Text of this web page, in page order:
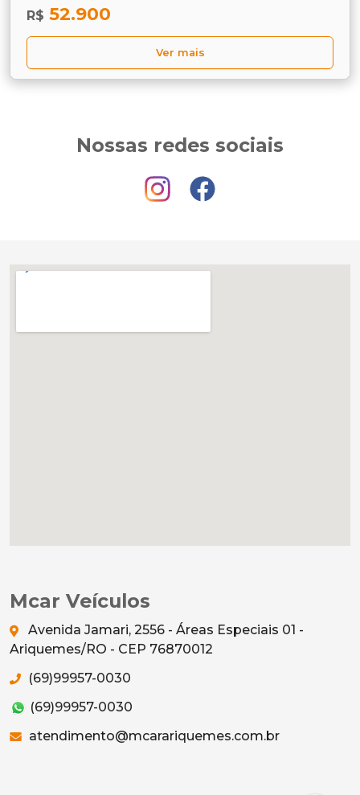
R$ 52.900
Ver mais
Nossas redes sociais
Mcar Veículos
Avenida Jamari, 2556 - Áreas Especiais 01 -
Ariquemes/RO - CEP 76870012
(69)99957-0030
(69)99957-0030
atendimento@mcarariquemes.com.br